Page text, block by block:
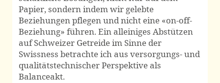
Papier, sondern indem wir gelebte
Beziehungen pflegen und nicht eine «on-off-
Beziehung» führen. Ein alleiniges Abstützen
auf Schweizer Getreide im Sinne der
Swissness betrachte ich aus versorgungs- und
qualitäts­technischer Perspektive als
Balanceakt.